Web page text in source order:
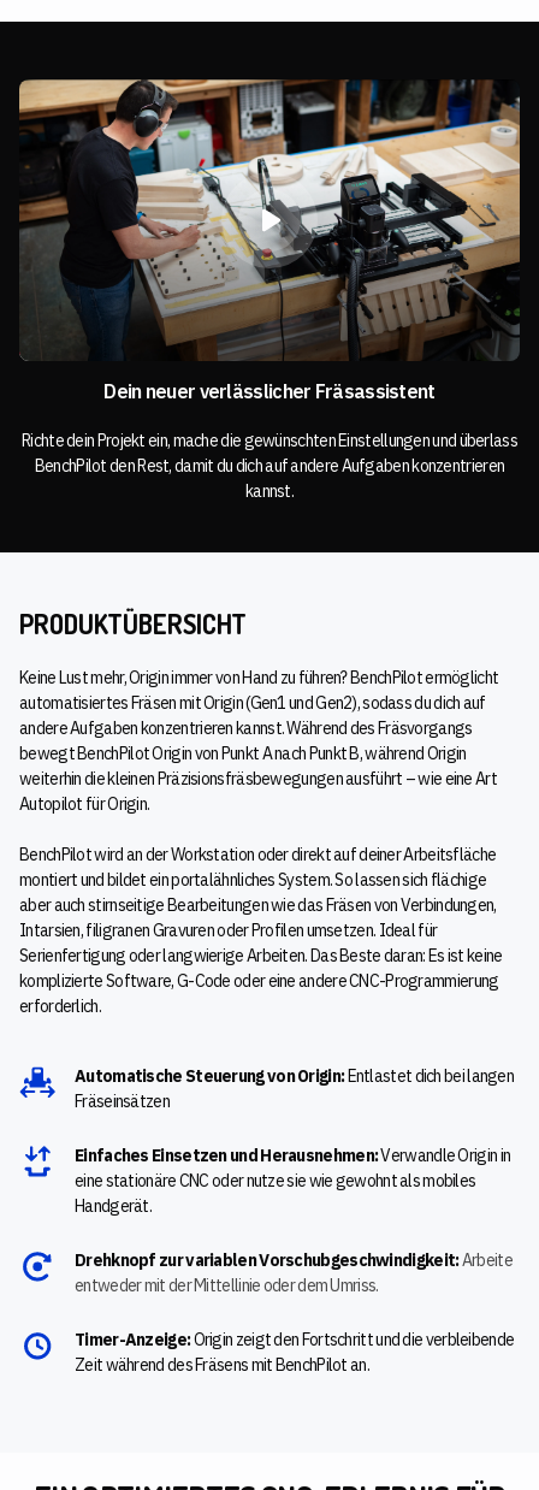
Dein neuer verlässlicher Fräsassistent
Richte dein Projekt ein, mache die gewünschten Einstellungen und überlass
BenchPilot den Rest, damit du dich auf andere Aufgaben konzentrieren
kannst.
PRODUKTÜBERSICHT
Keine Lust mehr, Origin immer von Hand zu führen? BenchPilot ermöglicht
automatisiertes Fräsen mit Origin (Gen1 und Gen2), sodass du dich auf
andere Aufgaben konzentrieren kannst. Während des Fräsvorgangs
bewegt BenchPilot Origin von Punkt A nach Punkt B, während Origin
weiterhin die kleinen Präzisionsfräsbewegungen ausführt – wie eine Art
Autopilot für Origin.
BenchPilot wird an der Workstation oder direkt auf deiner Arbeitsfläche
montiert und bildet ein portalähnliches System. So lassen sich flächige
aber auch stirnseitige Bearbeitungen wie das Fräsen von Verbindungen,
Intarsien, filigranen Gravuren oder Profilen umsetzen. Ideal für
Serienfertigung oder langwierige Arbeiten. Das Beste daran: Es ist keine
komplizierte Software, G-Code oder eine andere CNC-Programmierung
erforderlich.
Automatische Steuerung von Origin:Entlastet dich bei langen
Fräseinsätzen
Einfaches Einsetzen und Herausnehmen:Verwandle Origin in
eine stationäre CNC oder nutze sie wie gewohnt als mobiles
Handgerät.
Drehknopf zur variablen Vorschubgeschwindigkeit:Arbeite
entweder mit der Mittellinie oder dem Umriss.
Timer-Anzeige:Origin zeigt den Fortschritt und die verbleibende
Zeit während des Fräsens mit BenchPilot an.